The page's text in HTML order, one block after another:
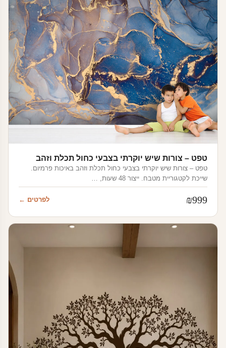
טפט – צורות שיש יוקרתי בצבעי כחול תכלת וזהב
טפט – צורות שיש יוקרתי בצבעי כחול תכלת וזהב באיכות פרמיום.
שייכת לקטגוריית מטבח. ייצור 48 שעות, …
₪999 לפרטים ←